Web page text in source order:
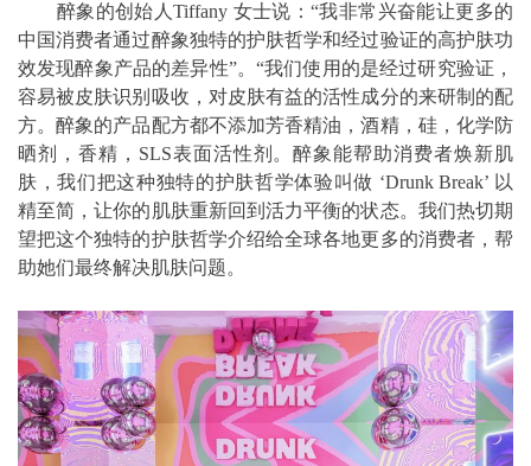
醉象的创始人Tiffany 女士说：“我非常兴奋能让更多的
中国消费者通过醉象独特的护肤哲学和经过验证的高护肤功
效发现醉象产品的差异性”。“我们使用的是经过研究验证，
容易被皮肤识别吸收，对皮肤有益的活性成分的来研制的配
方。醉象的产品配方都不添加芳香精油，酒精，硅，化学防
晒剂，香精，SLS表面活性剂。醉象能帮助消费者焕新肌
肤，我们把这种独特的护肤哲学体验叫做 ‘Drunk Break’ 以
精至简，让你的肌肤重新回到活力平衡的状态。我们热切期
望把这个独特的护肤哲学介绍给全球各地更多的消费者，帮
助她们最终解决肌肤问题。